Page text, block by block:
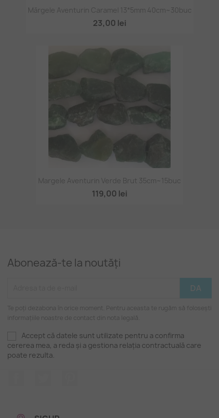
Mărgele Aventurin Caramel 13*5mm 40cm~30buc
23,00 lei
Margele Aventurin Verde Brut 35cm~15buc
119,00 lei
Abonează-te la noutăți
Te poți dezabona în orice moment. Pentru aceasta te rugăm să folosești
informațiile noastre de contact din nota legală.
Accept că datele sunt utilizate pentru a confirma
cererea mea, a reda și a gestiona relația contractuală care
poate rezulta.